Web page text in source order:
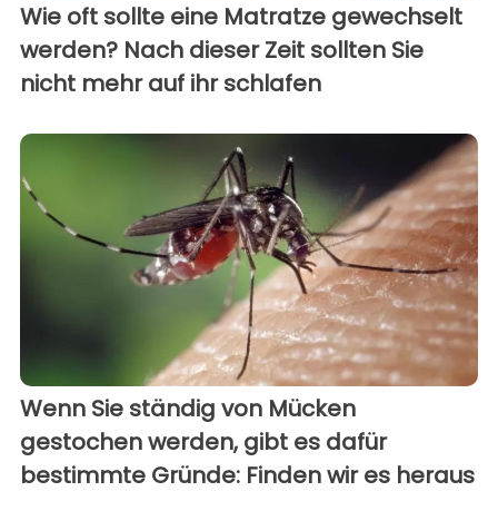
Wie oft sollte eine Matratze gewechselt
werden? Nach dieser Zeit sollten Sie
nicht mehr auf ihr schlafen
Wenn Sie ständig von Mücken
gestochen werden, gibt es dafür
bestimmte Gründe: Finden wir es heraus